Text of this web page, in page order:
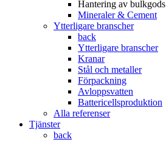
Hantering av bulkgods
Mineraler & Cement
Ytterligare branscher
back
Ytterligare branscher
Kranar
Stål och metaller
Förpackning
Avloppsvatten
Battericellsproduktion
Alla referenser
Tjänster
back